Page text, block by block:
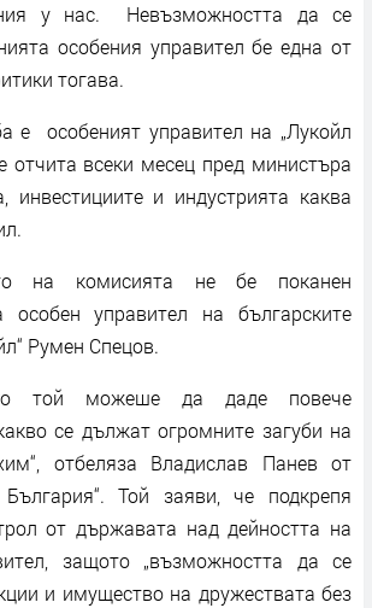
у нас. Невъзможността да се
особения управител бе една от
тогава.
е особеният управител на „Лукойл
отчита всеки месец пред министъра
инвестициите и индустрията каква
на комисията не бе поканен
особен управител на българските
Румен Спецов.
той можеше да даде повече
се дължат огромните загуби на
отбеляза Владислав Панев от
България“. Той заяви, че подкрепя
от държавата над дейността на
защото „възможността да се
и имущество на дружествата без